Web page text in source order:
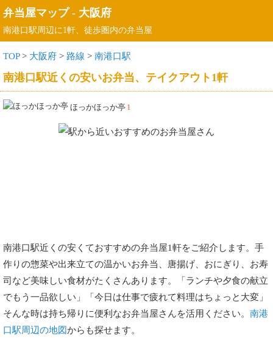
弁当屋マップ- 大阪府
南港口駅周辺に1軒、徒歩圏内の弁当屋
TOP> 大阪府 > 路線 > 南港口駅
南港口駅近くの安いお弁当、テイクアウト1軒
ほっかほっか亭 1
南港口駅近くの安くておすすめの弁当屋1軒をご紹介します。手
作りの惣菜や出来立ての温かいお弁当、唐揚げ、おにぎり、お寿
司など美味しい食材がたくさんあります。「ランチや夕食の献立
でもう一品欲しい」「今日は仕事で疲れて料理はちょっと大変」
そんな時は持ち帰りに便利なお弁当屋さんを活用ください。 南港
口駅周辺の地図からも探せます。